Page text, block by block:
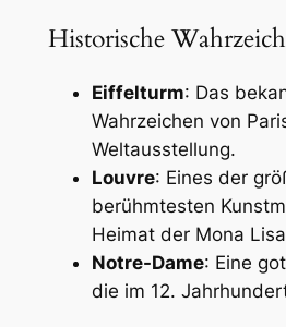
Historische
Eiffelturm: Das
Wahrzeichen von
Weltausstellung.
Louvre: Eines der
berühmtesten
Heimat der Mona
Notre-Dame: Eine
die im 12.